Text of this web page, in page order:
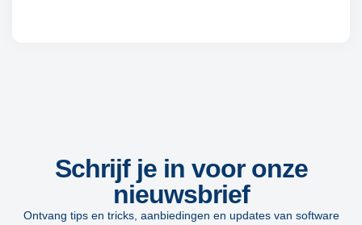
Schrijf je in voor onze
nieuwsbrief
Ontvang tips en tricks, aanbiedingen en updates van software